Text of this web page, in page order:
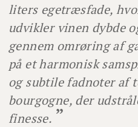
liters egetræsfade,
udvikler vinen dybde
gennem omrøring af
på et harmonisk
og subtile fadnoter af
bourgogne, der
finesse.